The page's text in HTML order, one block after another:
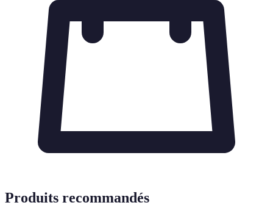
Produits recommandés